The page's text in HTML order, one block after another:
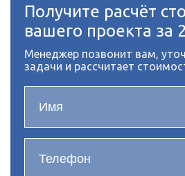
Получите расчёт
вашего проекта за
Менеджер позвонит вам,
задачи и рассчитает